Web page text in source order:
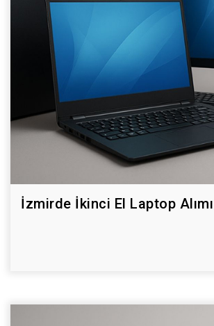
İzmirde İkinci El Laptop Alımı